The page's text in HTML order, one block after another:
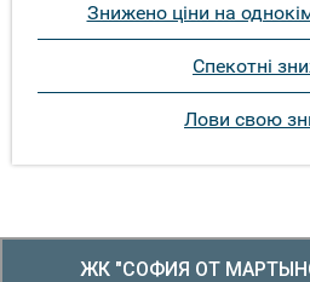
Знижено ціни на
Спекотні
Лови свою